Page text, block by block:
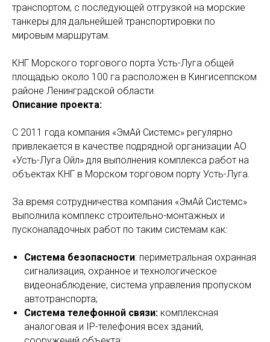
транспортом, с последующей отгрузкой на морские
танкеры для дальнейшей транспортировки по
мировым маршрутам.
КНГ Морского торгового порта Усть-Луга общей
площадью около 100 га расположен в Кингисеппском
районе Ленинградской области.
Описание проекта:
С 2011 года компания «ЭмАй Системс» регулярно
привлекается в качестве подрядной организации АО
«Усть-Луга Ойл» для выполнения комплекса работ на
объектах КНГ в Морском торговом порту Усть-Луга.
За время сотрудничества компания «ЭмАй Системс»
выполнила комплекс строительно-монтажных и
пусконаладочных работ по таким системам как:
Система безопасности: периметральная охранная
сигнализация, охранное и технологическое
видеонаблюдение, система управления пропуском
автотранспорта;
Система телефонной связи: комплексная
аналоговая и IP-телефония всех зданий,